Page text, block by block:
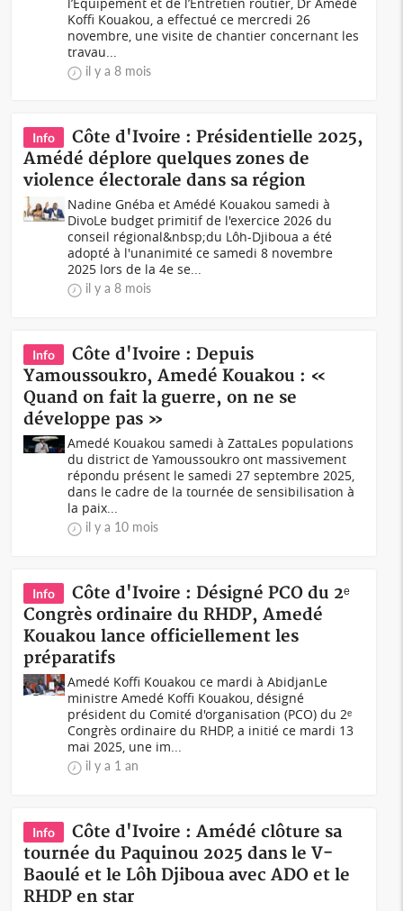
Koffi Kouakou, a effectué ce mercredi 26
novembre, une visite de chantier concernant les
travau...
il y a 8 mois
Info
Côte d'Ivoire : Présidentielle 2025,
Amédé déplore quelques zones de
violence électorale dans sa région
Nadine Gnéba et Amédé Kouakou samedi à
DivoLe budget primitif de l'exercice 2026 du
conseil régional&nbsp;du Lôh-Djiboua a été
adopté à l'unanimité ce samedi 8 novembre
2025 lors de la 4e se...
il y a 8 mois
Info
Côte d'Ivoire : Depuis
Yamoussoukro, Amedé Kouakou : «
Quand on fait la guerre, on ne se
développe pas »
Amedé Kouakou samedi à ZattaLes populations
du district de Yamoussoukro ont massivement
répondu présent le samedi 27 septembre 2025,
dans le cadre de la tournée de sensibilisation à
la paix...
il y a 10 mois
Info
Côte d'Ivoire : Désigné PCO du 2ᵉ
Congrès ordinaire du RHDP, Amedé
Kouakou lance officiellement les
préparatifs
Amedé Koffi Kouakou ce mardi à AbidjanLe
ministre Amedé Koffi Kouakou, désigné
président du Comité d'organisation (PCO) du 2ᵉ
Congrès ordinaire du RHDP, a initié ce mardi 13
mai 2025, une im...
il y a 1 an
Info
Côte d'Ivoire : Amédé clôture sa
tournée du Paquinou 2025 dans le V-
Baoulé et le Lôh Djiboua avec ADO et le
RHDP en star